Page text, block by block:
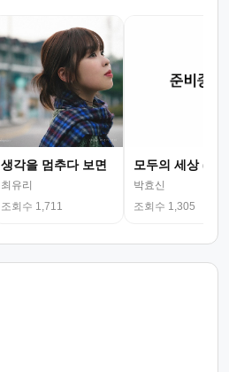
생각을 멈추다 보면
최유리
조회수 1,711
모두의 세상 (뮤
박효신
조회수 1,305